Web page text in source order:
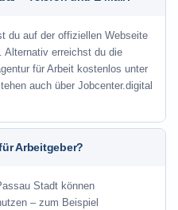
du auf der offiziellen Webseite
Alternativ erreichst du die
für Arbeit kostenlos unter
auch über Jobcenter.digital
Arbeitgeber?
Stadt können
– zum Beispiel